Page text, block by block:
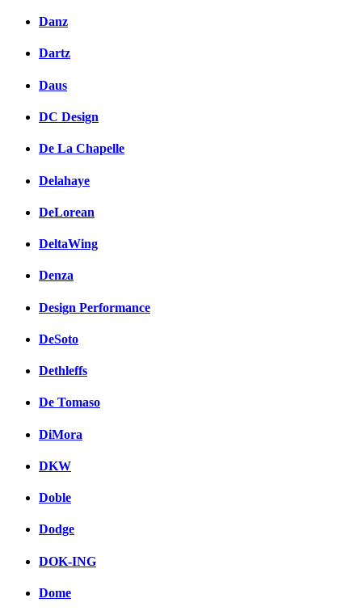
Danz
Dartz
Daus
DC Design
De La Chapelle
Delahaye
DeLorean
DeltaWing
Denza
Design Performance
DeSoto
Dethleffs
De Tomaso
DiMora
DKW
Doble
Dodge
DOK-ING
Dome